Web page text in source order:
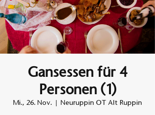
Gansessen für 4
Personen (1)
Mi., 26. Nov.
  |
Neuruppin OT Alt Ruppin